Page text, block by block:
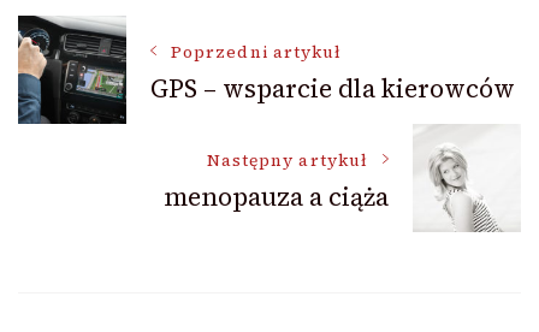
Nawigacja
wpisu
Poprzedni artykuł
GPS – wsparcie dla kierowców
Następny artykuł
menopauza a ciąża